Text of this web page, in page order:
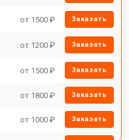
от 1500 ₽ Заказать
от 1200 ₽ Заказать
от 1500 ₽ Заказать
от 1800 ₽ Заказать
от 1000 ₽ Заказать